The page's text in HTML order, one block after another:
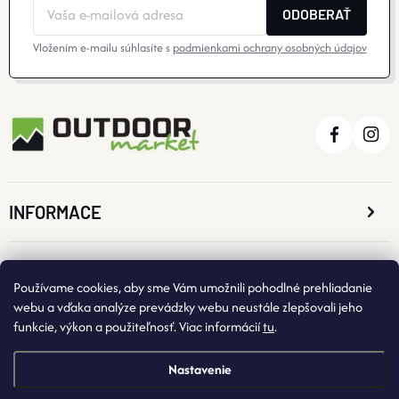
Používame cookies, aby sme Vám umožnili pohodlné prehliadanie
webu a vďaka analýze prevádzky webu neustále zlepšovali jeho
funkcie, výkon a použiteľnosť. Viac informáciítu.
Nastavenie
ODOBERAŤ
Vložením e-mailu súhlasíte s podmienkami ochrany osobných údajov
INFORMACE
KONTAKTNÉ ÚDAJE